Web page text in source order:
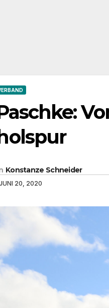
Konstanze Schneider
20, 2020